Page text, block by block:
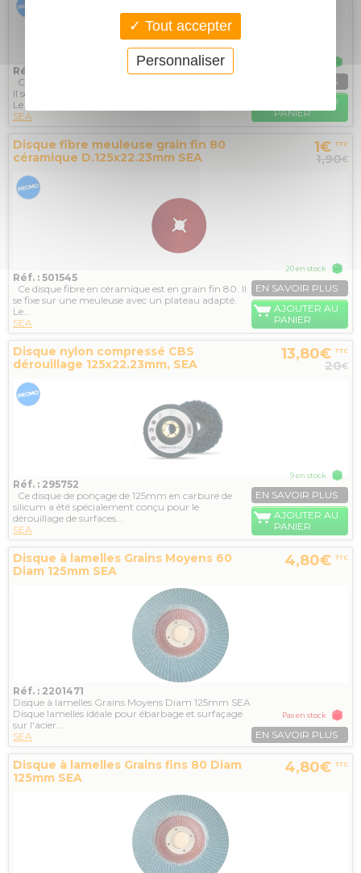
Réf. : 501550
Ce disque fibre en céramique est en grain gros 36.
Il se fixe sur une meuleuse avec un plateau adapté.
Le...
SEA
EN SAVOIR PLUS
AJOUTER AU
PANIER
Disque fibre meuleuse grain fin 80
céramique D.125x22.23mm SEA
1€ TTC
1,90€
Réf. : 501545
Ce disque fibre en céramique est en grain fin 80. Il
se fixe sur une meuleuse avec un plateau adapté.
Le...
SEA
20 en stock
EN SAVOIR PLUS
AJOUTER AU
PANIER
Disque nylon compressé CBS
dérouillage 125x22.23mm, SEA
13,80€ TTC
20€
Réf. : 295752
Ce disque de ponçage de 125mm en carbure de
silicum a été spécialement conçu pour le
dérouillage de surfaces...
SEA
9 en stock
EN SAVOIR PLUS
AJOUTER AU
PANIER
Disque à lamelles Grains Moyens 60
Diam 125mm SEA
4,80€ TTC
Réf. : 2201471
Disque à lamelles Grains Moyens Diam 125mm SEA
Disque lamelles idéale pour ébarbage et surfaçage
sur l'acier...
SEA
Pas en stock
EN SAVOIR PLUS
Disque à lamelles Grains fins 80 Diam
125mm SEA
4,80€ TTC
Tout accepter
Personnaliser